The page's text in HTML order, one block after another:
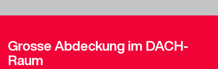
Grosse Abdeckung im DACH-
Raum